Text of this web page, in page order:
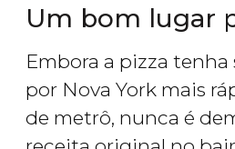
Um bom lugar
Embora a pizza
por Nova York mais
de metrô, nunca é